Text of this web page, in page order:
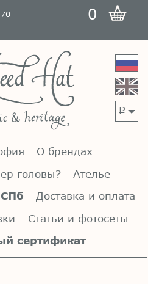
0
p
О брендах
головы?
Ателье
Доставка и оплата
Статьи и фотосеты
сертификат